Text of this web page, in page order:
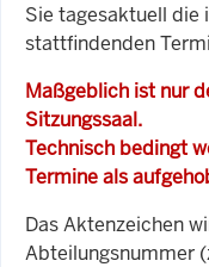
Sie tagesaktuell die
stattfindenden
Maßgeblich ist nur
Sitzungssaal.
Technisch bedingt
Termine als
Das Aktenzeichen
Abteilungsnummer